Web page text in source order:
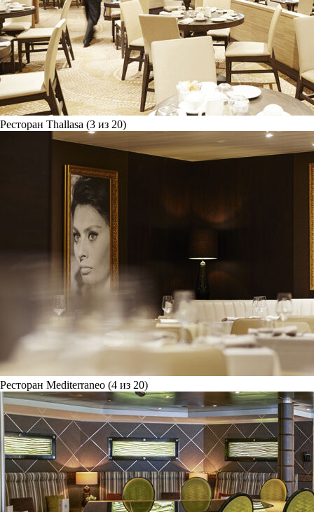
Ресторан Thallasa (3 из 20)
Ресторан Mediterraneo (4 из 20)